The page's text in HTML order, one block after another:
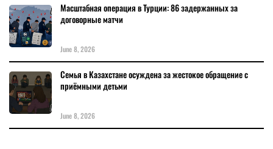
Масштабная операция в Турции: 86 задержанных за
договорные матчи
June 8, 2026
Семья в Казахстане осуждена за жестокое обращение с
приёмными детьми
June 8, 2026